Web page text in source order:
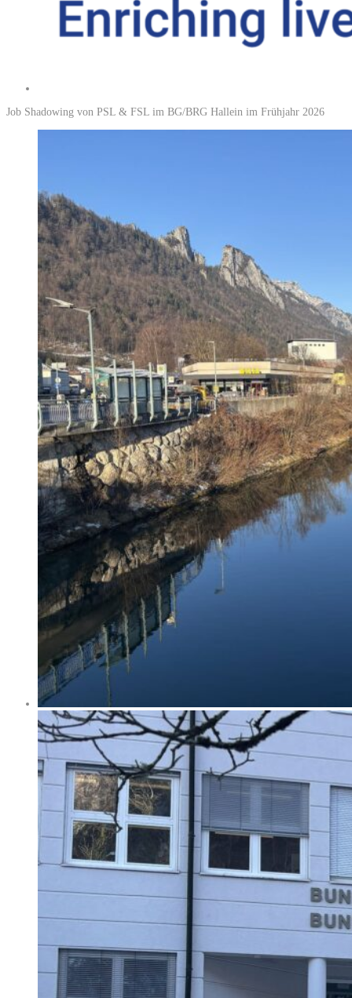
Job Shadowing von PSL & FSL im BG/BRG Hallein im Frühjahr 2026